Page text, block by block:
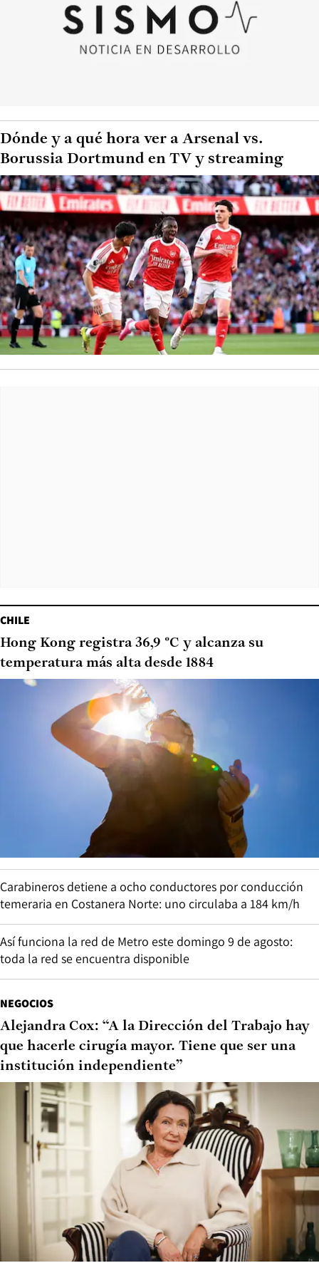
Dónde y a qué hora ver a Arsenal vs.
Borussia Dortmund en TV y streaming
CHILE
Hong Kong registra 36,9 °C y alcanza su
temperatura más alta desde 1884
Carabineros detiene a ocho conductores por conducción
temeraria en Costanera Norte: uno circulaba a 184 km/h
Así funciona la red de Metro este domingo 9 de agosto:
toda la red se encuentra disponible
NEGOCIOS
Alejandra Cox: “A la Dirección del Trabajo hay
que hacerle cirugía mayor. Tiene que ser una
institución independiente”